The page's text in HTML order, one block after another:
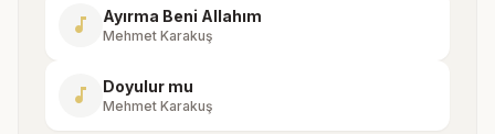
music_note Ayırma Beni Allahım
Mehmet Karakuş
music_note Doyulur mu
Mehmet Karakuş